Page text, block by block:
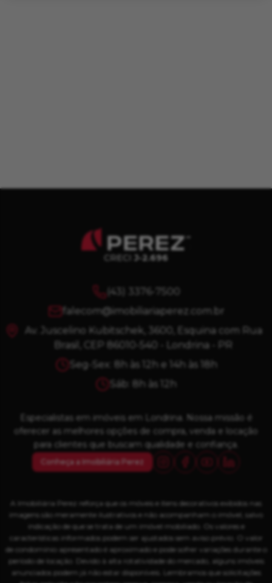
CRECI J-2.696
(43) 3376-7500
falecom@imobiliariaperez.com.br
Av. Juscelino Kubitschek, 3600, Esquina com Rua
Brasil, CEP 86010-540 - Londrina - PR
Seg-Sex: 8h às 12h e 14h às 18h
Sáb: 8h às 12h
Especialistas em imóveis em Londrina. Nossa missão é
oferecer as melhores opções de compra, venda e locação
para clientes que buscam qualidade e confiança.
Conheça a Imobiliária Perez
A Imobiliária Perez reforça que os móveis e itens decorativos exibidos nas
imagens são meramente ilustrativos e não acompanham o imóvel, salvo
indicação de que se trata de um imóvel mobiliado. Os valores e
características informados podem ser ajustados sem aviso prévio. O valor
de condomínio apresentado é aproximado e pode sofrer variações durante o
período de locação. Devido à alta rotatividade do mercado, alguns imóveis
anunciados podem já não estar disponíveis. Lembramos que solicitações